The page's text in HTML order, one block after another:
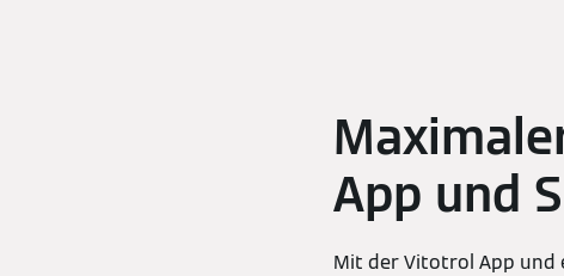
App und
Mit der Vitotrol App und